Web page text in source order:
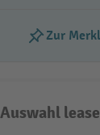
Zur